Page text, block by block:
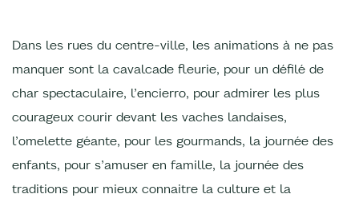
Dans les rues du centre-ville, les animations à ne pas
manquer sont la cavalcade fleurie, pour un défilé de
char spectaculaire, l’encierro, pour admirer les plus
courageux courir devant les vaches landaises,
l’omelette géante, pour les gourmands, la journée des
enfants, pour s’amuser en famille, la journée des
traditions pour mieux connaitre la culture et la